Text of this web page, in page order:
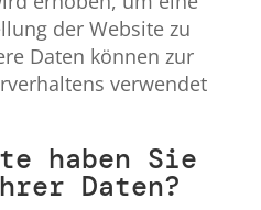
der Website zu
Daten können zur
verwendet
haben Sie
Daten?